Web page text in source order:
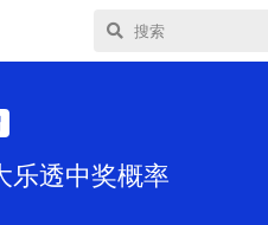
乐透中奖概率